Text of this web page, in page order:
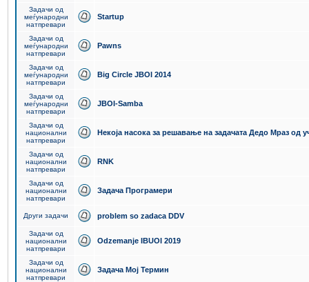
Задачи од
меѓународни
натпревари
Startup
Задачи од
меѓународни
натпревари
Pawns
Задачи од
меѓународни
натпревари
Big Circle JBOI 2014
Задачи од
меѓународни
натпревари
JBOI-Samba
Задачи од
национални
натпревари
Некоја насока за решавање на задачата Дедо Мраз од
Задачи од
национални
натпревари
RNK
Задачи од
национални
натпревари
Задача Програмери
Други задачи problem so zadaca DDV
Задачи од
национални
натпревари
Odzemanje IBUOI 2019
Задачи од
национални
натпревари
Задача Мој Термин